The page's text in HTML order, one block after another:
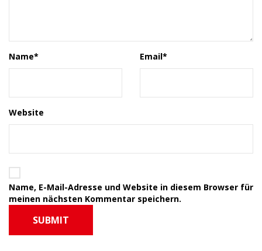
Name* Email*
Website
Name, E-Mail-Adresse und Website in diesem Browser für
meinen nächsten Kommentar speichern.
SUBMIT